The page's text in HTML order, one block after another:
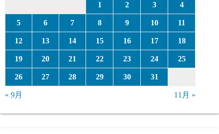
1 2 3 4
5 6 7 8 9 10 11
12 13 14 15 16 17 18
19 20 21 22 23 24 25
26 27 28 29 30 31
« 9月 11月 »